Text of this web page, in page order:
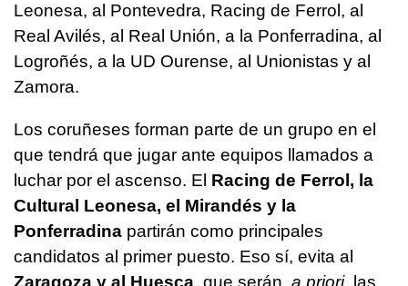
Leonesa, al Pontevedra, Racing de Ferrol, al
Real Avilés, al Real Unión, a la Ponferradina, al
Logroñés, a la UD Ourense, al Unionistas y al
Zamora.
Los coruñeses forman parte de un grupo en el
que tendrá que jugar ante equipos llamados a
luchar por el ascenso. El Racing de Ferrol, la
Cultural Leonesa, el Mirandés y la
Ponferradina partirán como principales
candidatos al primer puesto. Eso sí, evita al